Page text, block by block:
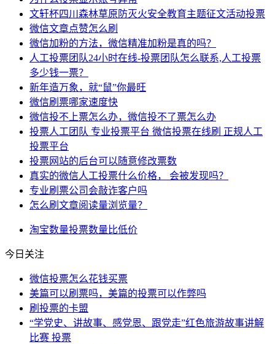
文轩杯四川森林草原防灭火安全教育主题征文活动投票
微信文章点赞怎么刷
微信加粉的方法，微信精准加粉是真的吗？
人工投票团队24小时在线-投票团队怎么联系,人工投票
多少钱一票？
新年造万象，就“鼠”你最旺
微信刷票哪家速度快
微信投不上票怎么办，微信投不了票怎么办
投票人工团队 专业投票平台 微信投票在线刷 正规人工
投票平台
投票网站的后台可以随意修改票数
真实的微信人工投票什么价格， 会被发现吗？
专业刷票公司会敲诈客户吗
怎么刷文章阅读量浏览量？
淘宝数量投票数量比低价
今日关注
微信投票怎么花钱买票
美篇可以刷票吗，美篇的投票可以作弊吗
刷投票的卡盟
“学党史、讲故事、感党恩、跟党走”红色旅游故事讲解
比赛 投票